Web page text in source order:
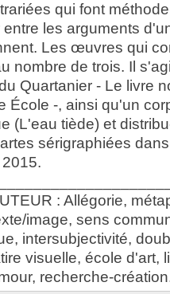
qui font
les arguments
Les œuvres qui
nombre de trois. Il
Quartanier - Le livre
École -, ainsi qu'un
(L'eau tiède) et
sérigraphiées
: Allégorie,
image, sens
intersubjectivité,
visuelle, école d'art,
recherche-